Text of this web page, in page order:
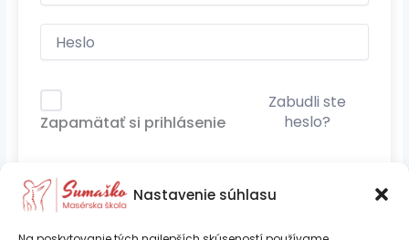
Nastavenie súhlasu
Zapamätať si prihlásenie
Zabudli ste
heslo?
Prihlásiť sa